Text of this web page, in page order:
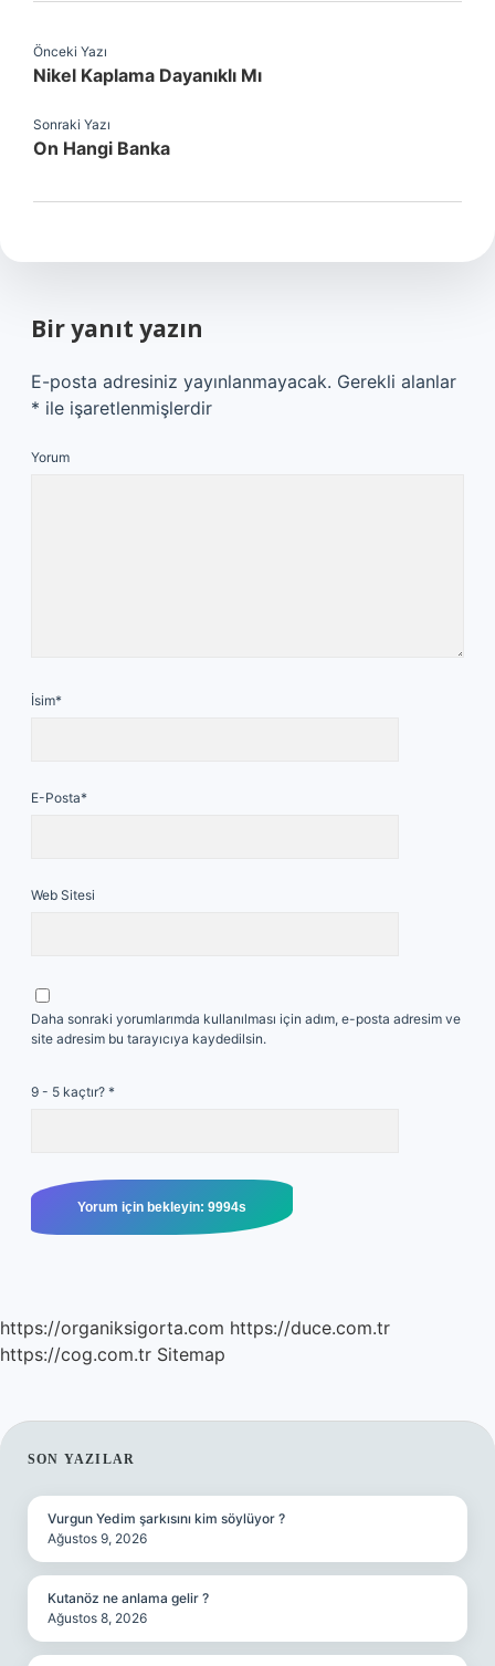
Önceki Yazı
Nikel Kaplama Dayanıklı Mı
Sonraki Yazı
On Hangi Banka
Bir yanıt yazın
E-posta adresiniz yayınlanmayacak. Gerekli alanlar
* ile işaretlenmişlerdir
Yorum
İsim*
E-Posta*
Web Sitesi
Daha sonraki yorumlarımda kullanılması için adım, e-posta adresim ve
site adresim bu tarayıcıya kaydedilsin.
9 - 5 kaçtır? *
https://organiksigorta.com https://duce.com.tr
https://cog.com.tr Sitemap
SIDEBAR
SON YAZILAR
Vurgun Yedim şarkısını kim söylüyor ?
Ağustos 9, 2026
Kutanöz ne anlama gelir ?
Ağustos 8, 2026